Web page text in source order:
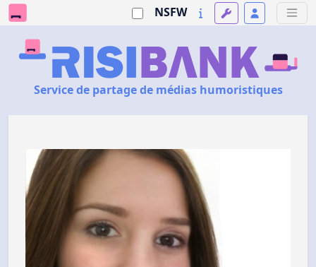
NSFW
Service de partage de médias humoristiques